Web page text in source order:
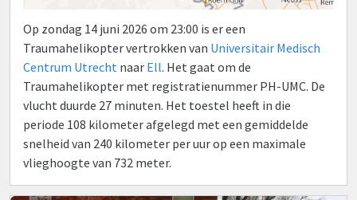
Op zondag 14 juni 2026 om 23:00 is er een
Traumahelikopter vertrokken van Universitair Medisch
Centrum Utrecht naar Ell. Het gaat om de
Traumahelikopter met registratienummer PH-UMC. De
vlucht duurde 27 minuten. Het toestel heeft in die
periode 108 kilometer afgelegd met een gemiddelde
snelheid van 240 kilometer per uur op een maximale
vlieghoogte van 732 meter.